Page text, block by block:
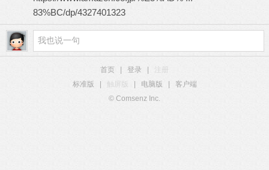
83%BC/dp/4327401323
首页 登录
注册
标准版
触屏版 电脑版
客户端
© Comsenz Inc.